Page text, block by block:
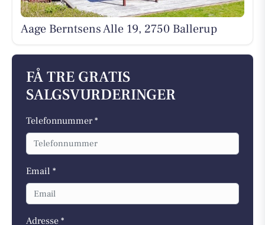
Aage Berntsens Alle 19, 2750 Ballerup
FÅ TRE GRATIS
SALGSVURDERINGER
Telefonnummer *
Email *
Adresse *